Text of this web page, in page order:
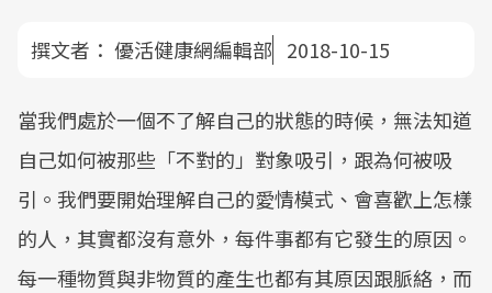
撰文者： 優活健康網編輯部 2018-10-15
當我們處於一個不了解自己的狀態的時候，無法知道
自己如何被那些「不對的」對象吸引，跟為何被吸
引。我們要開始理解自己的愛情模式、會喜歡上怎樣
的人，其實都沒有意外，每件事都有它發生的原因。
每一種物質與非物質的產生也都有其原因跟脈絡，而